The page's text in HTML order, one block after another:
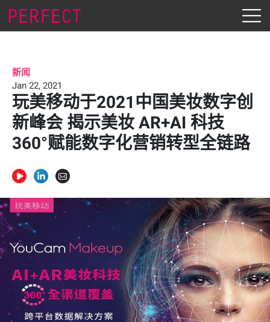
新闻
Jan 22, 2021
玩美移动于2021中国美妆数字创
新峰会 揭示美妆 AR+AI 科技
360°赋能数字化营销转型全链路